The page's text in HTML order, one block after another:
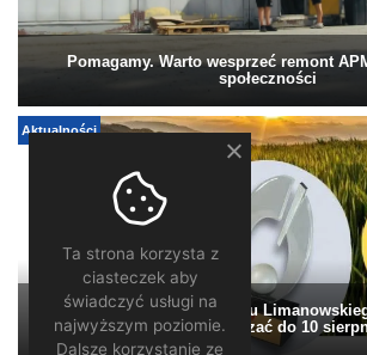
Pomagamy. Warto wesprzeć remont
społeczności
Aktualności
„Turystyczna Perła Powiatu
można zgłaszać do 10
Ta strona korzysta z
ciasteczek aby
świadczyć usługi na
najwyższym poziomie.
Dalsze korzystanie ze